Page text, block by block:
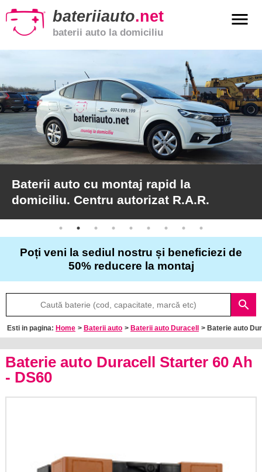
bateriiauto.net
baterii auto la domiciliu
menu
Baterii
moto
Baterii
de
camion
Articole
Despre
frecvente
Baterii auto cu montaj rapid la
domiciliu. Centru autorizat R.A.R.
Poți veni la sediul nostru și beneficiezi de
50% reducere la montaj
search
Esti in pagina: Home > Baterii auto > Baterii auto Duracell > Baterie auto
Baterie auto Duracell Starter 60 Ah
- DS60